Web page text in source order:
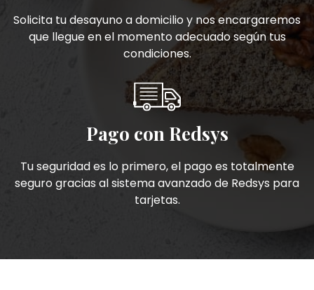
Solicita tu desayuno a domicilio y nos encargaremos
que llegue en el momento adecuado según tus
condiciones.
Pago con Redsys
Tu seguridad es lo primero, el pago es totalmente
seguro gracias al sistema avanzado de Redsys para
tarjetas.